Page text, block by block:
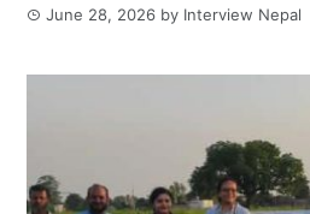
June 28, 2026 by Interview Nepal